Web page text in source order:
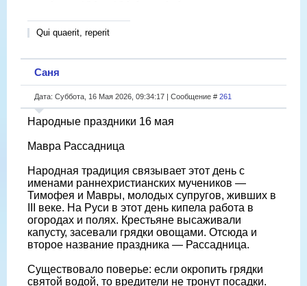
Qui quaerit, reperit
Саня
Дата: Суббота, 16 Мая 2026, 09:34:17 | Сообщение # 261
Народные праздники 16 мая
Мавра Рассадница
Народная традиция связывает этот день с
именами раннехристианских мучеников —
Тимофея и Мавры, молодых супругов, живших в
III веке. На Руси в этот день кипела работа в
огородах и полях. Крестьяне высаживали
капусту, засевали грядки овощами. Отсюда и
второе название праздника — Рассадница.
Существовало поверье: если окропить грядки
святой водой, то вредители не тронут посадки.